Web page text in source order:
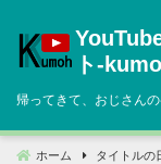
へ
ト
帰ってきて、おじさんの
ホーム タイトルの